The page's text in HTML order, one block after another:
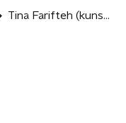
Tina Farifteh (kunstenaar en documentairemaker)